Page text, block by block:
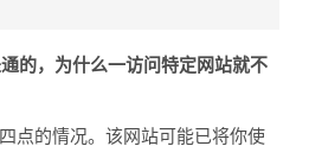
的，为什么一访问特定网站就不
点的情况。该网站可能已将你使